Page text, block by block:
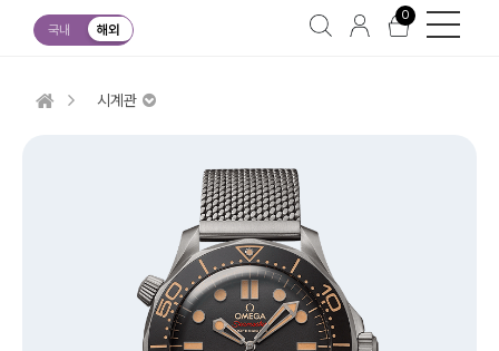
국내 해외
0
시계관